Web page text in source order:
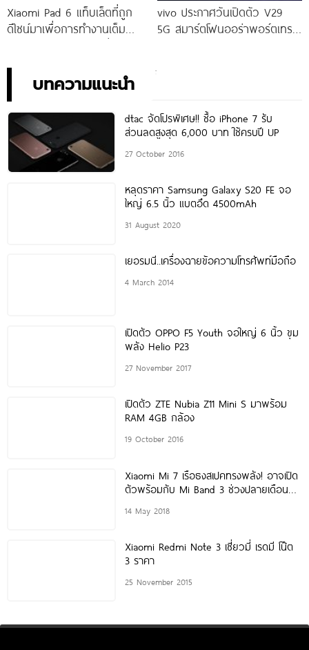
Xiaomi Pad 6 แท็บเล็ตที่ถูก
ดีไซน์มาเพื่อการทำงานเต็ม
vivo ประกาศวันเปิดตัว V29
5G สมาร์ตโฟนออร่าพอร์ตเทร
บทความแนะนำ
dtac จัดโปรพิเศษ!! ชื้อ iPhone 7 รับ
ส่วนลดสูงสุด 6,000 บาท ใช้ครบปี UP
27 October 2016
หลุดราคา Samsung Galaxy S20 FE จอ
ใหญ่ 6.5 นิ้ว แบตอึด 4500mAh
31 August 2020
เยอรมนี..เครื่องฉายข้อความโทรศัพท์มือถือ
4 March 2014
เปิดตัว OPPO F5 Youth จอใหญ่ 6 นิ้ว ขุม
พลัง Helio P23
27 November 2017
เปิดตัว ZTE Nubia Z11 Mini S มาพร้อม
RAM 4GB กล้อง
19 October 2016
Xiaomi Mi 7 เรือธงสเปคทรงพลัง! อาจเปิด
ตัวพร้อมกับ Mi Band 3 ช่วงปลายเดือน
14 May 2018
Xiaomi Redmi Note 3 เซี่ยวมี่ เรดมี โน๊ต
3 ราคา
25 November 2015